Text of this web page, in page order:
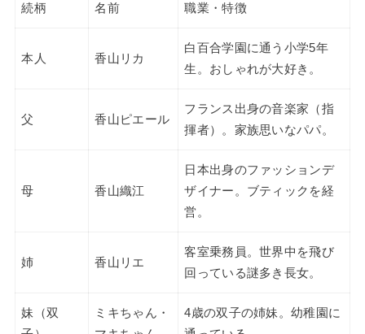
続柄 名前 職業・特徴
本人 香山リカ
白百合学園に通う小学5年
生。おしゃれが大好き。
父 香山ピエール
フランス出身の音楽家（指
揮者）。家族思いなパパ。
母 香山織江
日本出身のファッションデ
ザイナー。ブティックを経
営。
姉 香山リエ
客室乗務員。世界中を飛び
回っている謎多き長女。
妹（双
ミキちゃん・
4歳の双子の姉妹。幼稚園に